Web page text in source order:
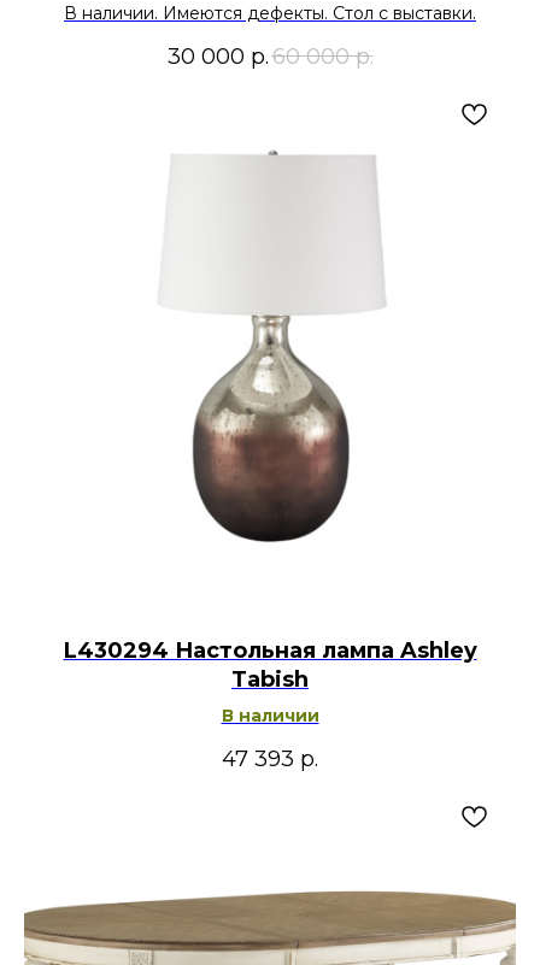
В наличии. Имеются дефекты. Стол с выставки.
30 000 р.60 000 р.
L430294 Настольная лампа Ashley
Tabish
В наличии
47 393 р.